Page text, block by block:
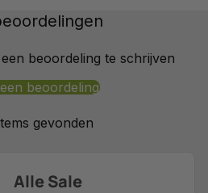
beoordeling te schrijven
beoordeling
gevonden
Alle Sale